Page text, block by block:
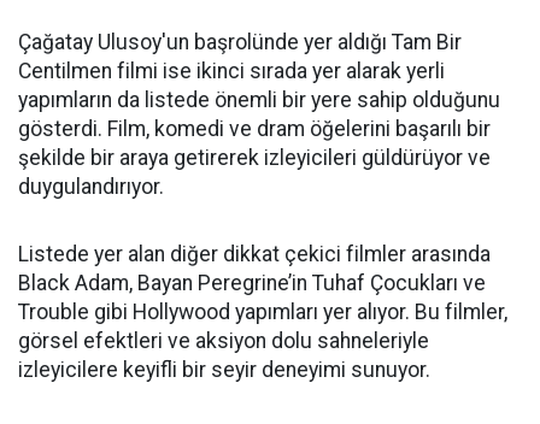
Çağatay Ulusoy'un başrolünde yer aldığı Tam Bir
Centilmen filmi ise ikinci sırada yer alarak yerli
yapımların da listede önemli bir yere sahip olduğunu
gösterdi. Film, komedi ve dram öğelerini başarılı bir
şekilde bir araya getirerek izleyicileri güldürüyor ve
duygulandırıyor.
Listede yer alan diğer dikkat çekici filmler arasında
Black Adam, Bayan Peregrine’in Tuhaf Çocukları ve
Trouble gibi Hollywood yapımları yer alıyor. Bu filmler,
görsel efektleri ve aksiyon dolu sahneleriyle
izleyicilere keyifli bir seyir deneyimi sunuyor.